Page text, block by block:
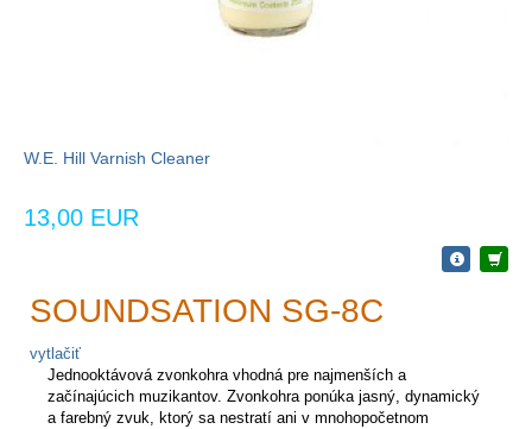
W.E. Hill Varnish Cleaner
13,00 EUR
SOUNDSATION SG-8C
vytlačiť
Jednooktávová zvonkohra vhodná pre najmenších a
začínajúcich muzikantov. Zvonkohra ponúka jasný, dynamický
a farebný zvuk, ktorý sa nestratí ani v mnohopočetnom